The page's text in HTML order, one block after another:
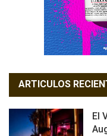
ARTICULOS
El